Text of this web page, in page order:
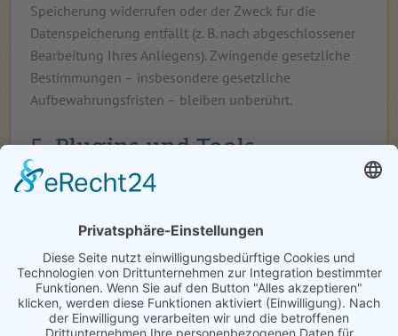
Speicherung widerrufen oder der Zweck für die
Datenspeicherung entfällt (z. B. nach abgeschlossener
Bearbeitung Ihres Anliegens). Zwingende gesetzliche
Bestimmungen – insbesondere gesetzliche
Aufbewahrungsfristen – bleiben unberührt.
5. Plugins und Tools
OpenStreetMap
Wir binden das Kartenmaterial von OpenStreetMap auf
dem Server der OpenStreetMap Foundation, St John’s
Innovation Centre, Cowley Road, Cambridge, CB4 0WS,